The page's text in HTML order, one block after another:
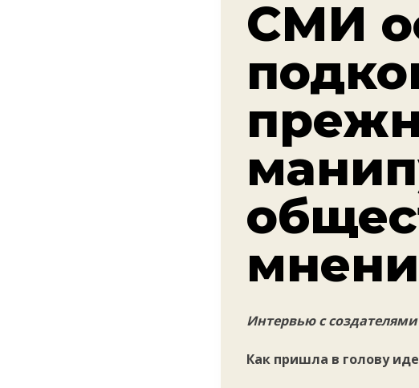
СМИ
Интервью с
Как пришла в голову